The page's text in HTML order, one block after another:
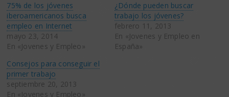
una
ventana
nueva)
una
ventana
nueva)
75% de los jóvenes
iberoamericanos busca
empleo en Internet
mayo 23, 2014
En «Jovenes y Empleo»
¿Dónde pueden buscar
trabajo los jóvenes?
febrero 11, 2013
En «Jovenes y Empleo en
España»
Consejos para conseguir el
primer trabajo
septiembre 20, 2013
En «Jovenes y Empleo»